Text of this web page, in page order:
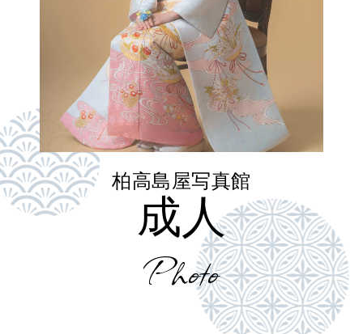
柏高島屋写真館
成人
Photo